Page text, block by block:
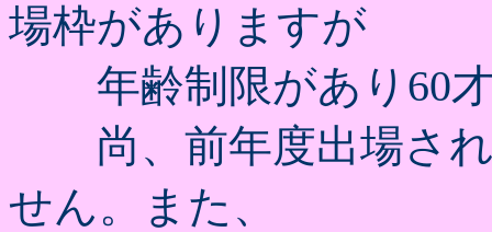
場枠がありますが
年齢制限があり60才
尚、前年度出場され
せん。また、